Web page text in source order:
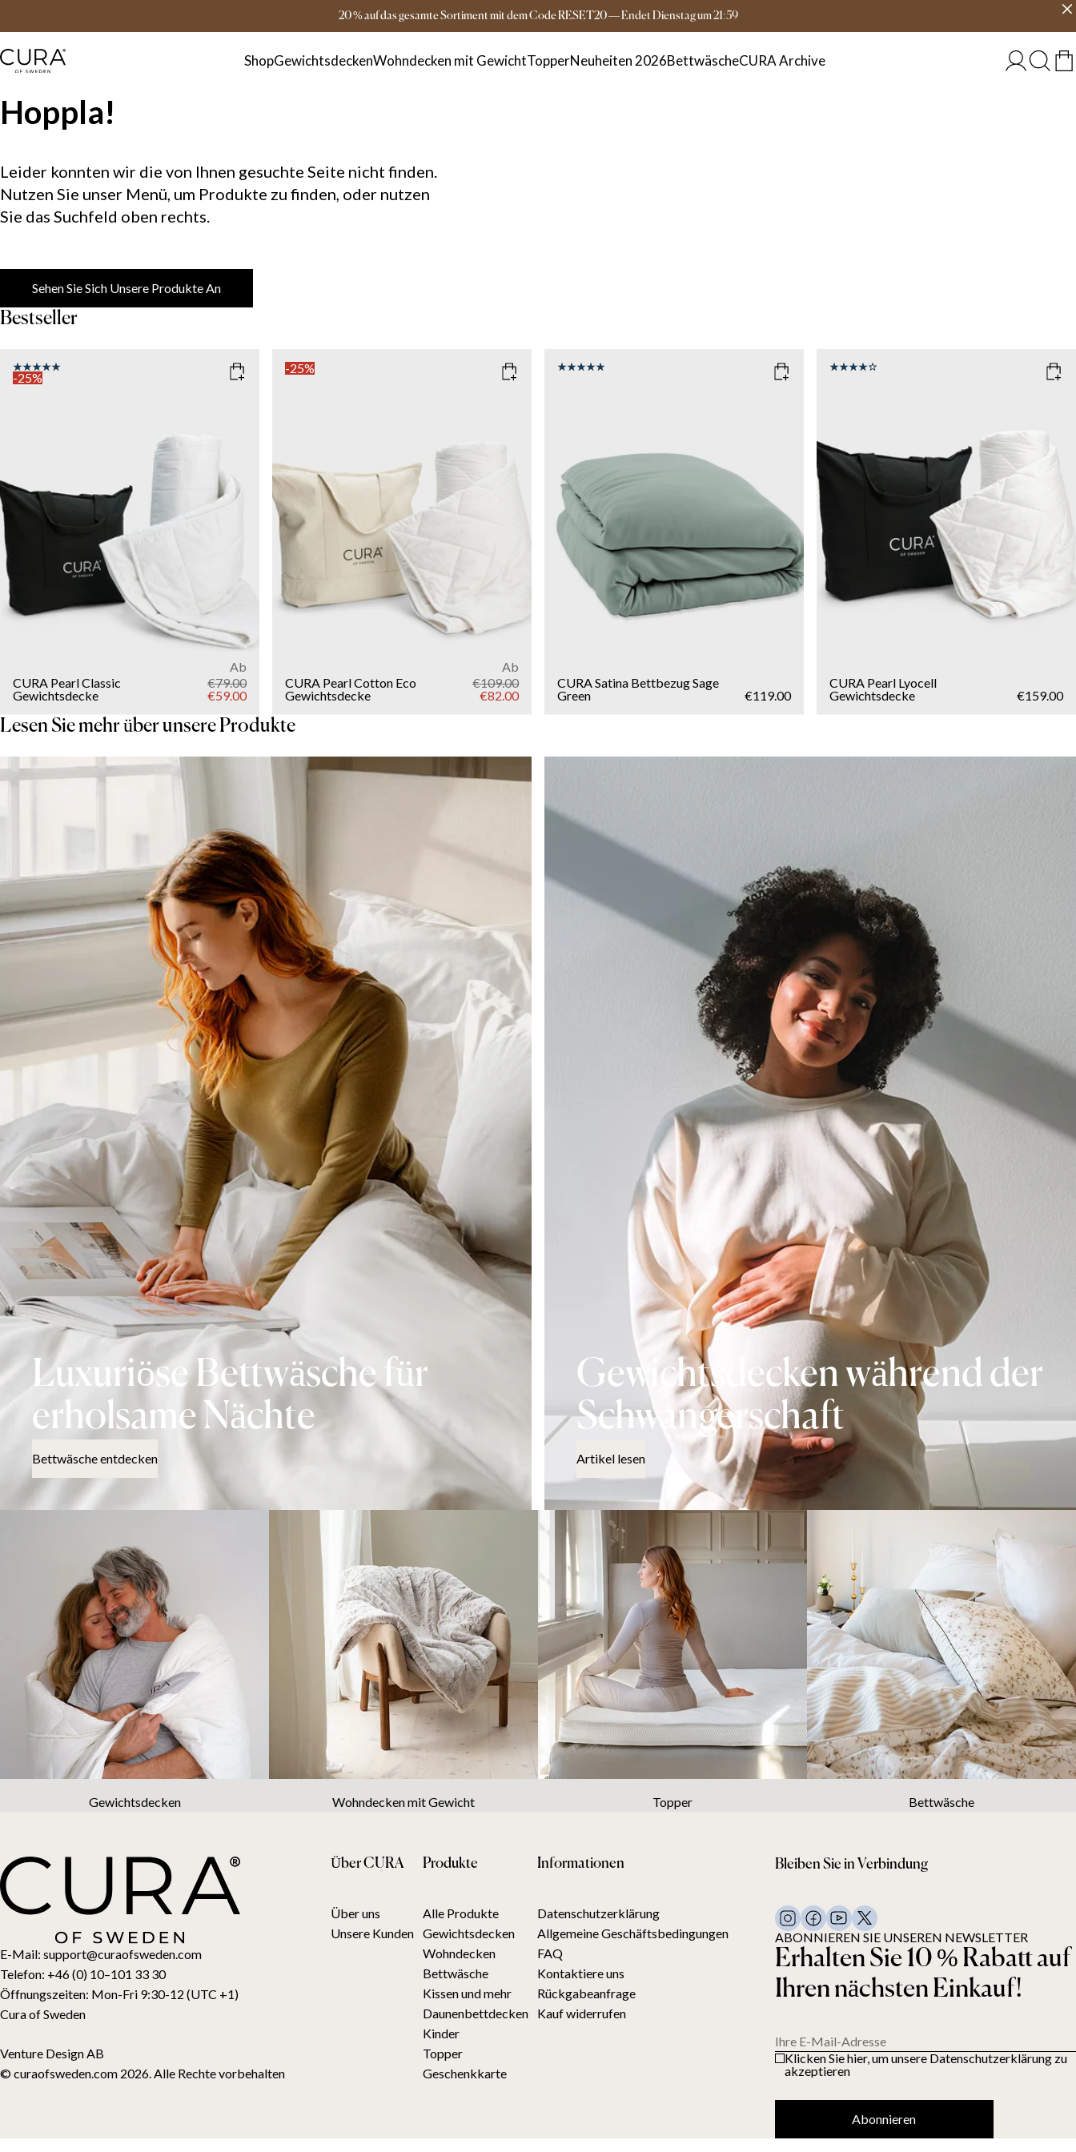
20 % auf das gesamte Sortiment mit dem Code RESET20— Endet Dienstagum21:59
Versandkostenfrei ab 149€ 3-5 Tage Lieferzeit DEUTSCHLAND
ShopGewichtsdeckenWohndecken mit GewichtTopperNeuheiten 2026BettwäscheCURA Archive
Hoppla!
Leider konnten wir die von Ihnen gesuchte Seite nicht finden.
Nutzen Sie unser Menü, um Produkte zu finden, oder nutzen
Sie das Suchfeld oben rechts.
Sehen Sie Sich Unsere Produkte An
Bestseller
WEIGHT
3kg
11kg
13kg
Add to cart
-25%
CURA Pearl Classic
Gewichtsdecke
Ab
€79.00
€59.00
5kg
9kg 11kg
15kg
Add to cart
-25%
CURA Pearl Cotton Eco
Gewichtsdecke
Ab
€109.00
€82.00
CURA Satina BettbezugSage
Green
€119.00
WEIGHT
6kg
10kg
Add to cart
CURA Pearl Lyocell
Gewichtsdecke
€159.00
Lesen Sie mehr über unsere Produkte
Luxuriöse Bettwäsche für
erholsame Nächte
Bettwäsche entdecken
Gewichtsdecken während der
Schwangerschaft
Artikel lesen
Gewichtsdecken Wohndecken mit Gewicht Topper Bettwäsche
E-Mail: support@curaofsweden.com
Telefon: +46 (0) 10–101 33 30
Öffnungszeiten: Mon-Fri 9:30-12 (UTC +1)
Cura of Sweden
Venture Design AB
© curaofsweden.com 2026. Alle Rechte vorbehalten
Über CURA
Über uns
Unsere Kunden
Produkte
Alle Produkte
Gewichtsdecken
Wohndecken
Bettwäsche
Kissen und mehr
Daunenbettdecken
Kinder
Topper
Geschenkkarte
Informationen
Datenschutzerklärung
Allgemeine Geschäftsbedingungen
FAQ
Kontaktiere uns
Rückgabeanfrage
Kauf widerrufen
Bleiben Sie in Verbindung
ABONNIEREN SIE UNSEREN NEWSLETTER
Erhalten Sie 10 % Rabatt auf
Ihren nächsten Einkauf!
Ihre E-Mail-Adresse
Klicken Sie hier, um unsere Datenschutzerklärung zu
akzeptieren
Abonnieren